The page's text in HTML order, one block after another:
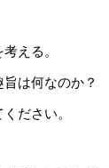
える。
は何なのか？
ださい。